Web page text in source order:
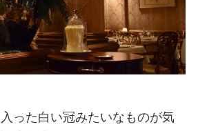
った白い冠みたいなものが気